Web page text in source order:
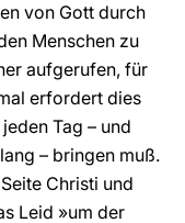
von Gott durch
Menschen zu
aufgerufen, für
erfordert dies
Tag – und
– bringen muß.
Christi und
Leid »um der